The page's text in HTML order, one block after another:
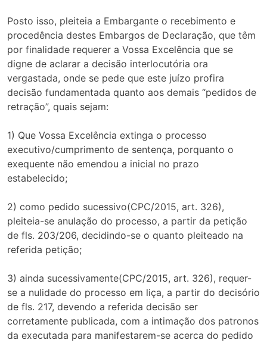
Posto isso, pleiteia a Embargante o recebimento e
procedência destes Embargos de Declaração, que têm
por finalidade requerer a Vossa Excelência que se
digne de aclarar a decisão interlocutória ora
vergastada, onde se pede que este juízo profira
decisão fundamentada quanto aos demais “pedidos de
retração”, quais sejam:
1) Que Vossa Excelência extinga o processo
executivo/cumprimento de sentença, porquanto o
exequente não emendou a inicial no prazo
estabelecido;
2) como pedido sucessivo(CPC/2015, art. 326),
pleiteia-se anulação do processo, a partir da petição
de fls. 203/206, decidindo-se o quanto pleiteado na
referida petição;
3) ainda sucessivamente(CPC/2015, art. 326), requer-
se a nulidade do processo em liça, a partir do decisório
de fls. 217, devendo a referida decisão ser
corretamente publicada, com a intimação dos patronos
da executada para manifestarem-se acerca do pedido